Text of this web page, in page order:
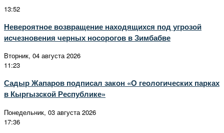
13:52
Невероятное возвращение находящихся под угрозой
исчезновения черных носорогов в Зимбабве
Вторник, 04 августа 2026
11:23
Садыр Жапаров подписал закон «О геологических парках
в Кыргызской Республике»
Понедельник, 03 августа 2026
17:36